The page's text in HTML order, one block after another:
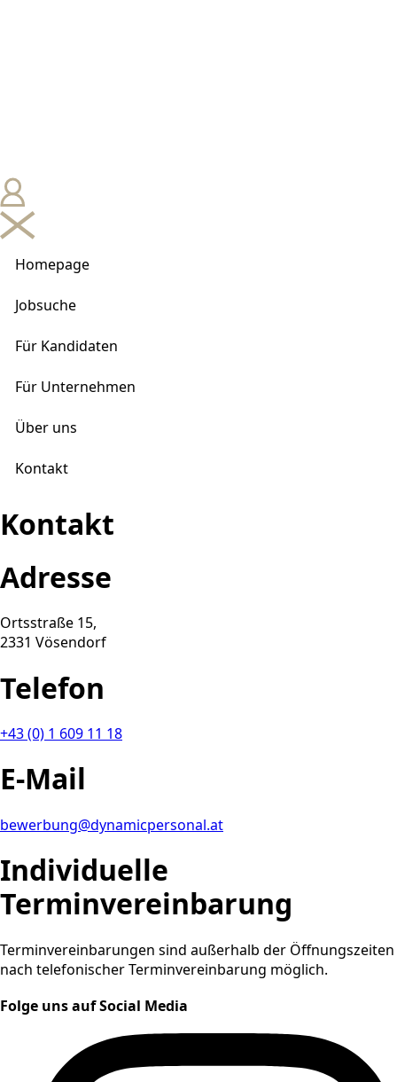
Homepage
Jobsuche
Für Kandidaten
Für Unternehmen
Über uns
Kontakt
Kontakt
Adresse
Ortsstraße 15,
2331 Vösendorf
Telefon
+43 (0) 1 609 11 18
E-Mail
bewerbung@dynamicpersonal.at
Individuelle
Terminvereinbarung
Terminvereinbarungen sind außerhalb der Öffnungszeiten
nach telefonischer Terminvereinbarung möglich.
Folge uns auf Social Media